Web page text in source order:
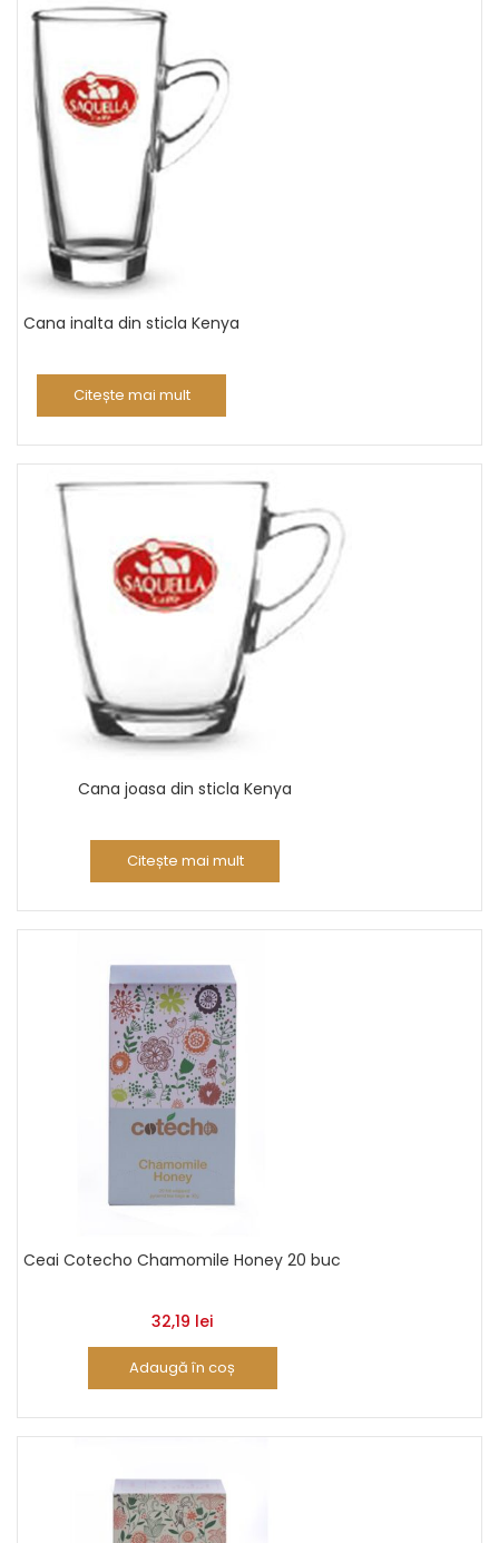
Cana inalta din sticla Kenya
Citește mai mult
Cana joasa din sticla Kenya
Citește mai mult
Ceai Cotecho Chamomile Honey 20 buc
32,19 lei
Adaugă în coș